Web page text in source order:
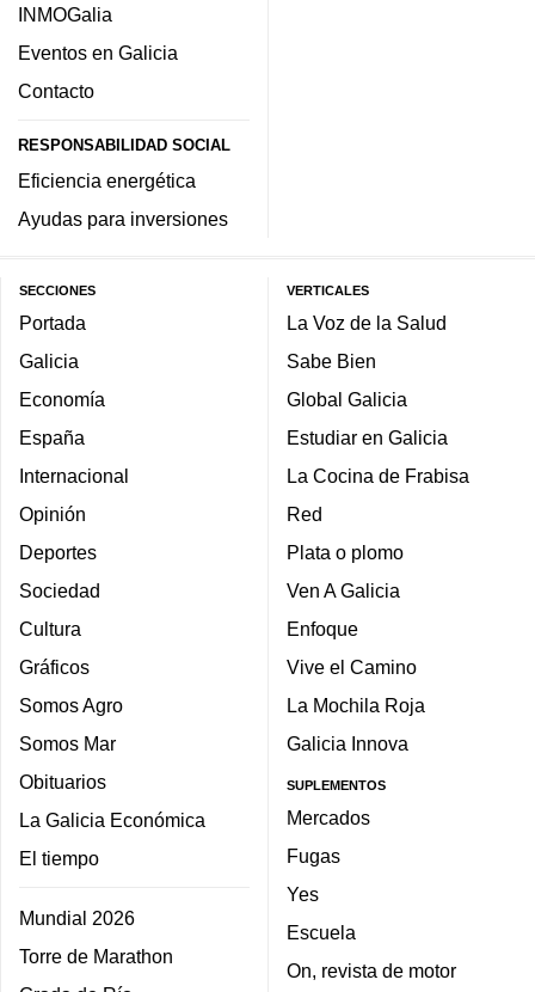
INMOGalia
Eventos en Galicia
Contacto
RESPONSABILIDAD SOCIAL
Eficiencia energética
Ayudas para inversiones
SECCIONES
Portada
Galicia
Economía
España
Internacional
Opinión
Deportes
Sociedad
Cultura
Gráficos
Somos Agro
Somos Mar
Obituarios
La Galicia Económica
El tiempo
Mundial 2026
Torre de Marathon
VERTICALES
La Voz de la Salud
Sabe Bien
Global Galicia
Estudiar en Galicia
La Cocina de Frabisa
Red
Plata o plomo
Ven A Galicia
Enfoque
Vive el Camino
La Mochila Roja
Galicia Innova
SUPLEMENTOS
Mercados
Fugas
Yes
Escuela
On, revista de motor